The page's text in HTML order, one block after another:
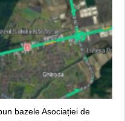
bazele Asociației de